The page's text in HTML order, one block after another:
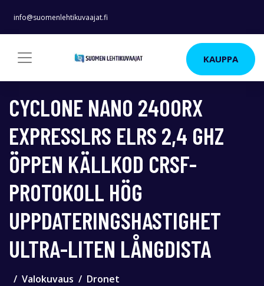
info@suomenlehtikuvaajat.fi
KAUPPA
CYCLONE NANO 2400RX
EXPRESSLRS ELRS 2,4 GHZ
ÖPPEN KÄLLKOD CRSF-
PROTOKOLL HÖG
UPPDATERINGSHASTIGHET
ULTRA-LITEN LÅNGDISTA
Valokuvaus Dronet